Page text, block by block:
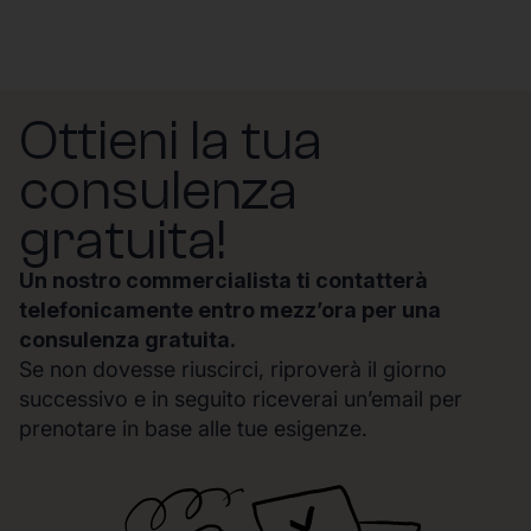
Ottieni la tua
consulenza
gratuita!
Un nostro commercialista ti contatterà
telefonicamente entro mezz’ora per una
consulenza gratuita.
Se non dovesse riuscirci, riproverà il giorno
successivo e in seguito riceverai un’email per
prenotare in base alle tue esigenze.